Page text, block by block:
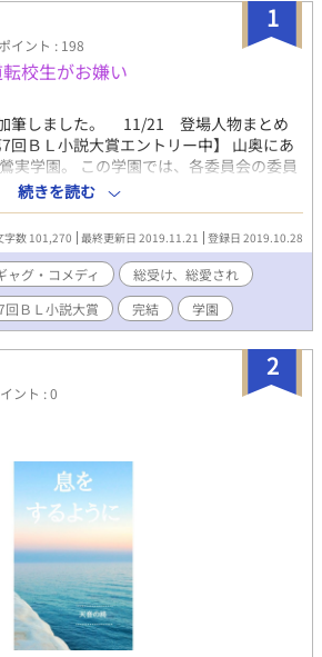
1
イント : 198
校生がお嫌い
筆しました。 11/21 登場人物まとめ
回ＢＬ小説大賞エントリー中】 山奥にあ
実学園。 この学園では、各委員会の委員
行部が『役付』と呼ばれる特権を持って
んな鶯実学園の風紀委員長。 風紀委員長
実直に、髪は七三、黒縁メガネも掛けて
かしある日、突如として彼の生活を脅か
サボサ頭に大きなメガネ、ブカブカの制
、元はシングルマザーの田舎育ち。母の
となり、この学園に編入してきたもの
慣れず、あくまでも庶民感覚で突き進も
転校生に、生徒会執行部の面々はメロメ
とにかく気に入らない幹春。 何を隠そ
、転校生を凌ぐ超極貧ド田舎生活をして
10話加筆しています。
続きを読む
字数 101,270 最終更新日 2019.11.21 登録日 2019.10.28
ャグ・コメディ
総受け、総愛され
回ＢＬ小説大賞 完結 学園
2
ント : 0